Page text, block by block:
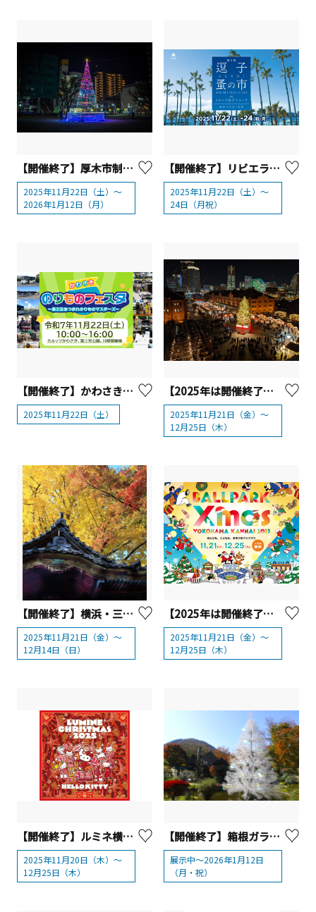
【開催終了】厚木市制70周年記念 あつぎウィンターフェスティバル ウィンターイルミネーション【厚木市】
2025年11月22日（土）～
2026年1月12日（月）
【開催終了】リビエラ逗子マリーナ「逗子蚤の市」
2025年11月22日（土）～
24日（月祝）
【開催終了】かわさきのりものフェスタ【川崎市】
2025年11月22日（土）
【2025年は開催終了】Christmas Market in 横浜赤レンガ倉庫
2025年11月21日（金）～
12月25日（木）
【開催終了】横浜・三溪園 紅葉の遊歩道開放【横浜市】
2025年11月21日（金）～
12月14日（日）
【2025年は開催終了】横浜公園「BALLPARK Xmas YOKOHAMA KANNAI 2025」
2025年11月21日（金）～
12月25日（木）
【開催終了】ルミネ横浜×ハローキティのクリスマス期間限定イベント
2025年11月20日（木）～
12月25日（木）
【開催終了】箱根ガラスの森美術館 クリスタル・ツリー「アベーテ」
展示中～2026年1月12日
（月・祝）